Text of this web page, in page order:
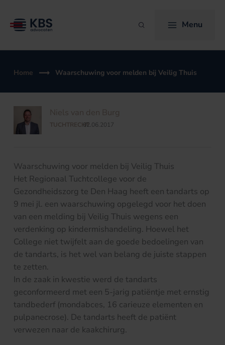
naar
Zoeken Menu
Home Waarschuwing voor melden bij Veilig Thuis
Niels van den Burg
TUCHTRECHT
/
02.06.2017
Waarschuwing voor melden bij Veilig Thuis
Het Regionaal Tuchtcollege voor de
Gezondheidszorg te Den Haag heeft een tandarts op
9 mei jl. een waarschuwing opgelegd voor het doen
van een melding bij Veilig Thuis wegens een
verdenking op kindermishandeling. Hoewel het
College niet twijfelt aan de goede bedoelingen van
de tandarts, is het wel van belang de juiste stappen
te zetten.
In de zaak in kwestie werd de tandarts
geconformeerd met een 5-jarig patiëntje met ernstig
tandbederf (mondabces, 16 carieuze elementen en
pulpanecrose). De tandarts heeft de patiënt
verwezen naar de kaakchirurg.